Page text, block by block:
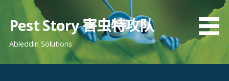
Pest Story 害虫特攻队
Ableddin Solutions